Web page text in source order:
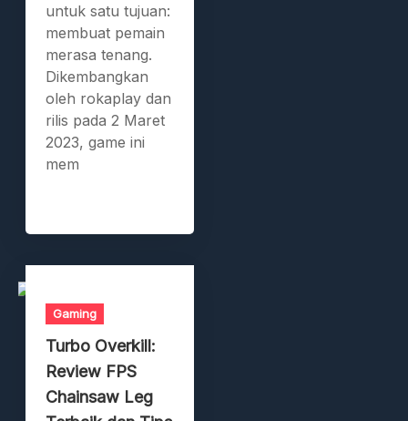
untuk satu tujuan:
membuat pemain
merasa tenang.
Dikembangkan
oleh rokaplay dan
rilis pada 2 Maret
2023, game ini
mem
Gaming
Turbo Overkill:
Review FPS
Chainsaw Leg